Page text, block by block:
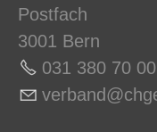
Postfach
3001 Bern
031 380 70 00
v rb nd chg